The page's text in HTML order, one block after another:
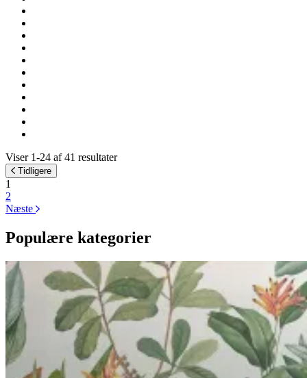
Viser 1-24 af 41 resultater
Tidligere
1
2
Næste
Populære kategorier